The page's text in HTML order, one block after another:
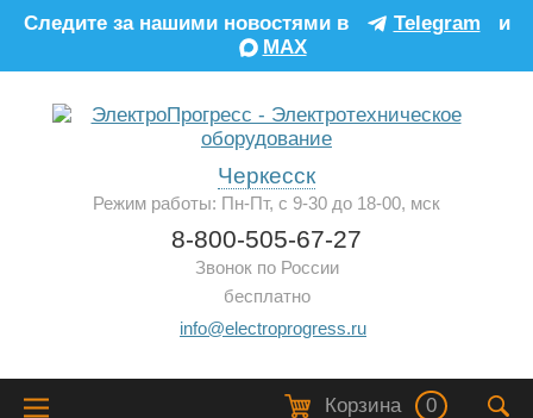
Следите за нашими новостями в Telegram
и
MAX
Черкесск
Режим работы: Пн-Пт, с 9-30 до 18-00, мск
8-800-505-67-27
Звонок по России
бесплатно
info@electroprogress.ru
Корзина 0